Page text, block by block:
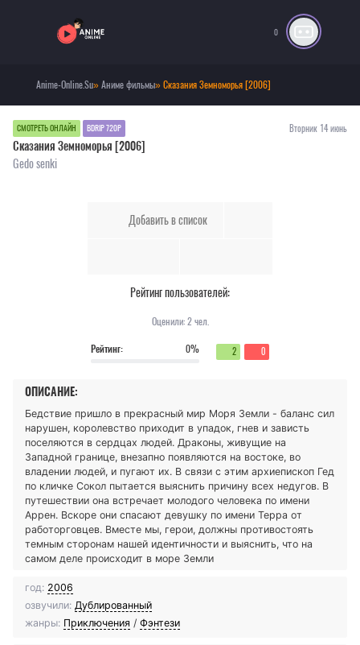
0
Anime-Online.Su»Аниме фильмы» Сказания Земноморья [2006]
СМОТРЕТЬ ОНЛАЙН BDRIP 720P Вторник 14 июнь
Сказания Земноморья [2006]
Gedo senki
Добавить в список
Рейтинг пользователей:
Оценили:2чел.
Рейтинг:
0% 2 0
ОПИСАНИЕ:
Бедствие пришло в прекрасный мир Моря Земли - баланс сил
нарушен, королевство приходит в упадок, гнев и зависть
поселяются в сердцах людей. Драконы, живущие на
Западной границе, внезапно появляются на востоке, во
владении людей, и пугают их. В связи с этим архиепископ Гед
по кличке Сокол пытается выяснить причину всех недугов. В
путешествии она встречает молодого человека по имени
Аррен. Вскоре они спасают девушку по имени Терра от
работорговцев. Вместе мы, герои, должны противостоять
темным сторонам нашей идентичности и выяснить, что на
самом деле происходит в море Земли
год: 2006
озвучили: Дублированный
жанры: Приключения / Фэнтези